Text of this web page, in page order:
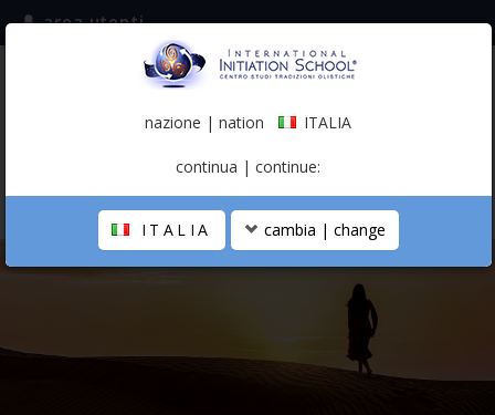
iscriviti alla mailing list
(italiano)
area utenti
LA SCUOLA
nazione | nation ITALIA
continua | continue:
ITALIA cambia | change